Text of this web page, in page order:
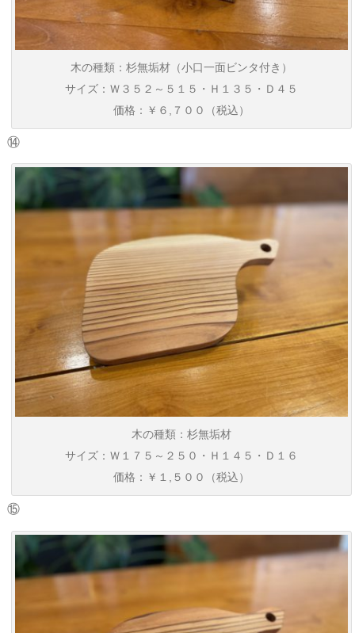
木の種類：杉無垢材（小口一面ビンタ付き）
サイズ：Ｗ３５２～５１５・Ｈ１３５・Ｄ４５
価格：￥６,７００（税込）
⑭
木の種類：杉無垢材
サイズ：Ｗ１７５～２５０・Ｈ１４５・Ｄ１６
価格：￥１,５００（税込）
⑮